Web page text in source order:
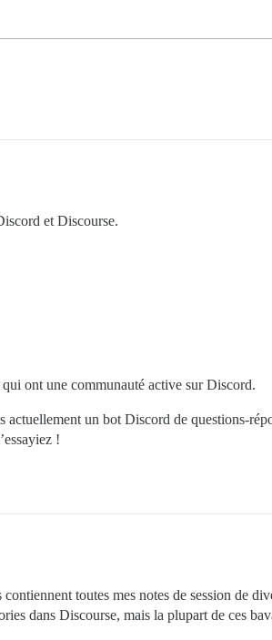
et Discourse.
ont une communauté active sur Discord.
un bot Discord de questions-
!
toutes mes notes de session de
dans Discourse, mais la plupart de ces